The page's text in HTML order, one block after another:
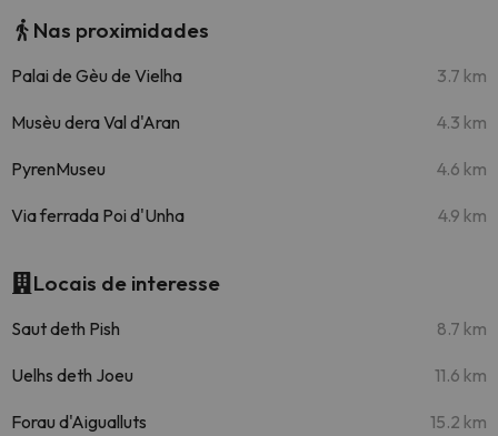
Nas proximidades
Palai de Gèu de Vielha 3.7 km
Musèu dera Val d'Aran 4.3 km
PyrenMuseu 4.6 km
Via ferrada Poi d'Unha 4.9 km
Locais de interesse
Saut deth Pish 8.7 km
Uelhs deth Joeu 11.6 km
Forau d'Aigualluts 15.2 km